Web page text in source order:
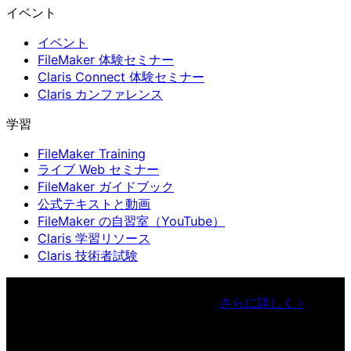
イベント
イベント
FileMaker 体験セミナー
Claris Connect 体験セミナー
Claris カンファレンス
学習
FileMaker Training
ライブ Web セミナー
FileMaker ガイドブック
公式テキストと動画
FileMaker の自習室（YouTube）
Claris 学習リソース
Claris 技術者試験
さらに詳しく ›